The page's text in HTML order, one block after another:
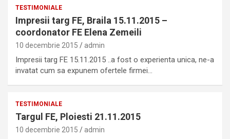
TESTIMONIALE
Impresii targ FE, Braila 15.11.2015 –
coordonator FE Elena Zemeili
10 decembrie 2015 admin
Impresii targ FE 15.11.2015 ..a fost o experienta unica, ne-a
invatat cum sa expunem ofertele firmei…
TESTIMONIALE
Targul FE, Ploiesti 21.11.2015
10 decembrie 2015 admin